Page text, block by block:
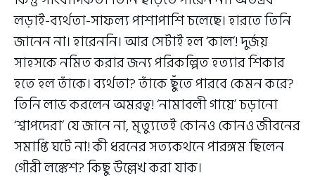
লড়াই-ব্যর্থতা-সাফল্য পাশাপাশি চলেছে। হারতে তিনি
জানেন না। হারেননি। আর সেটাই হল ‘কাল’! দুর্জয়
সাহসকে নমিত করার জন্য পরিকল্পিত হত্যার শিকার
হতে হল তাঁকে। ব্যর্থতা? তাঁকে ছুঁতে পারবে কেমন করে?
তিনি লাভ করলেন অমরত্ব! ‘নামাবলী গায়ে’ চড়ানো
‘শ্বাপদেরা’ যে জানে না, মৃত্যুতেই কোনও কোনও জীবনের
সমাপ্তি ঘটে না! কী ধরনের সত্যকথনে পারঙ্গম ছিলেন
গৌরী লঙ্কেশ? কিছু উল্লেখ করা যাক।